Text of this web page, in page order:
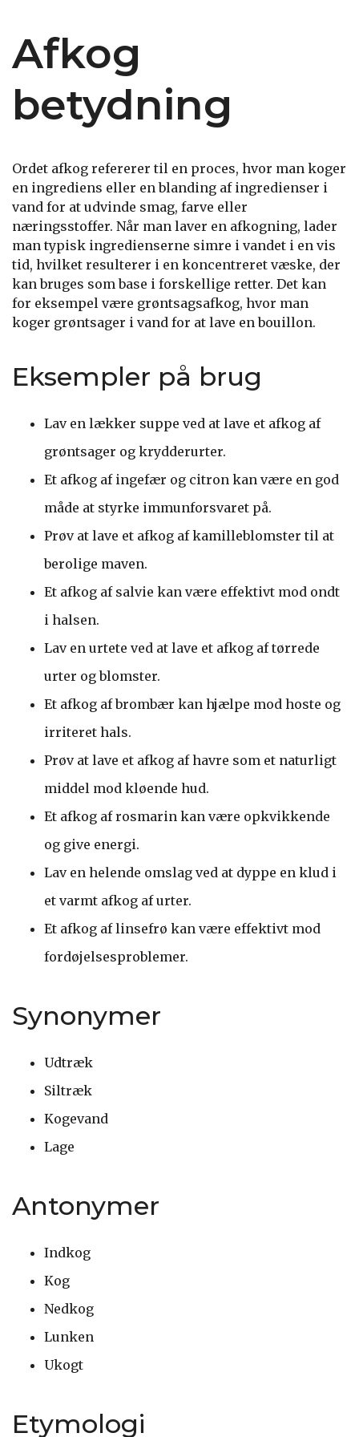
Afkog
betydning
Ordet afkog refererer til en proces, hvor man koger
en ingrediens eller en blanding af ingredienser i
vand for at udvinde smag, farve eller
næringsstoffer. Når man laver en afkogning, lader
man typisk ingredienserne simre i vandet i en vis
tid, hvilket resulterer i en koncentreret væske, der
kan bruges som base i forskellige retter. Det kan
for eksempel være grøntsagsafkog, hvor man
koger grøntsager i vand for at lave en bouillon.
Eksempler på brug
Lav en lækker suppe ved at lave et afkog af
grøntsager og krydderurter.
Et afkog af ingefær og citron kan være en god
måde at styrke immunforsvaret på.
Prøv at lave et afkog af kamilleblomster til at
berolige maven.
Et afkog af salvie kan være effektivt mod ondt
i halsen.
Lav en urtete ved at lave et afkog af tørrede
urter og blomster.
Et afkog af brombær kan hjælpe mod hoste og
irriteret hals.
Prøv at lave et afkog af havre som et naturligt
middel mod kløende hud.
Et afkog af rosmarin kan være opkvikkende
og give energi.
Lav en helende omslag ved at dyppe en klud i
et varmt afkog af urter.
Et afkog af linsefrø kan være effektivt mod
fordøjelsesproblemer.
Synonymer
Udtræk
Siltræk
Kogevand
Lage
Antonymer
Indkog
Kog
Nedkog
Lunken
Ukogt
Etymologi